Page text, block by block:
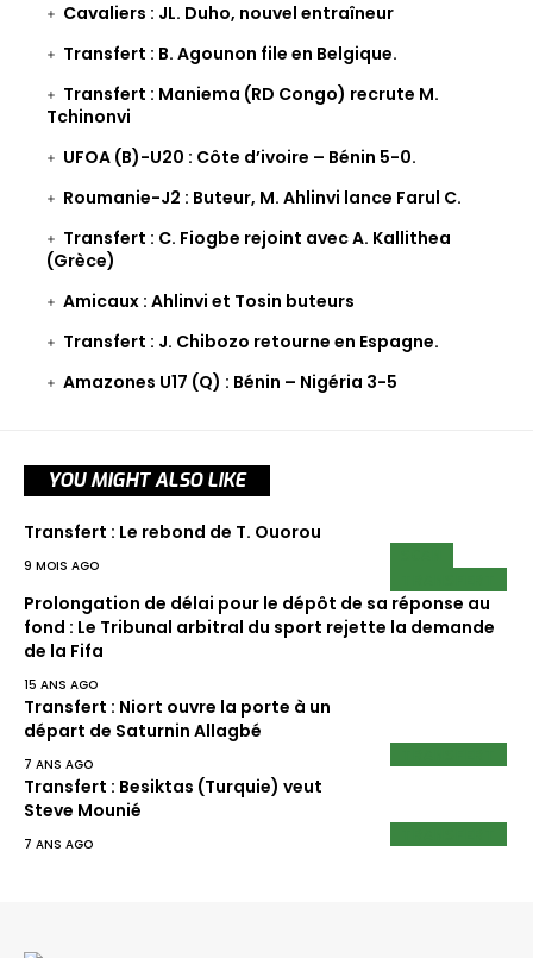
Cavaliers : JL. Duho, nouvel entraîneur
Transfert : B. Agounon file en Belgique.
Transfert : Maniema (RD Congo) recrute M.
Tchinonvi
UFOA (B)-U20 : Côte d’ivoire – Bénin 5-0.
Roumanie-J2 : Buteur, M. Ahlinvi lance Farul C.
Transfert : C. Fiogbe rejoint avec A. Kallithea
(Grèce)
Amicaux : Ahlinvi et Tosin buteurs
Transfert : J. Chibozo retourne en Espagne.
Amazones U17 (Q) : Bénin – Nigéria 3-5
YOU MIGHT ALSO LIKE
Transfert : Le rebond de T. Ouorou
9 MOIS AGO
Prolongation de délai pour le dépôt de sa réponse au
fond : Le Tribunal arbitral du sport rejette la demande
de la Fifa
15 ANS AGO
Transfert : Niort ouvre la porte à un
départ de Saturnin Allagbé
7 ANS AGO
Transfert : Besiktas (Turquie) veut
Steve Mounié
7 ANS AGO